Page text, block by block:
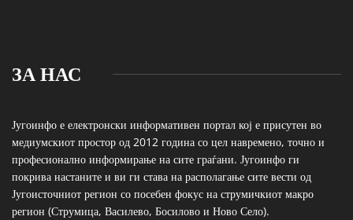
ЗА НАС
Југоинфо е електронски информативен портал кој е присутен во
медиумскиот простор од 2012 година со цел навремено, точно и
професионално информирање на сите граѓани. Југоинфо ги
покрива настаните и ви ги става на располагање сите вести од
Југоисточниот регион со посебен фокус на струмичкиот макро
регион (Струмица, Василево, Босилово и Ново Село).